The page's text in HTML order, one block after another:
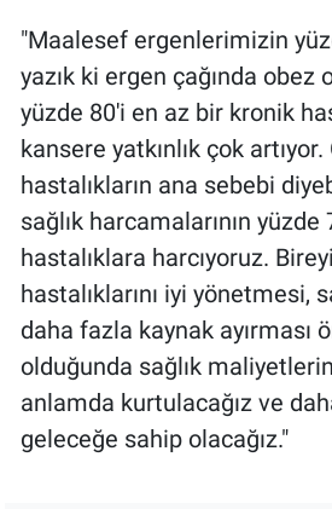
"Maalesef ergenlerimizin
yazık ki ergen çağında obez
yüzde 80'i en az bir kronik
kansere yatkınlık çok
hastalıkların ana sebebi
sağlık harcamalarının
hastalıklara harcıyoruz.
hastalıklarını iyi yönetmesi,
daha fazla kaynak ayırması
olduğunda sağlık
anlamda kurtulacağız ve
geleceğe sahip olacağız."